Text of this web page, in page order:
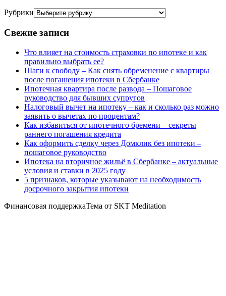
Рубрики
Свежие записи
Что влияет на стоимость страховки по ипотеке и как
правильно выбрать ее?
Шаги к свободу – Как снять обременение с квартиры
после погашения ипотеки в Сбербанке
Ипотечная квартира после развода – Пошаговое
руководство для бывших супругов
Налоговый вычет на ипотеку – как и сколько раз можно
заявить о вычетах по процентам?
Как избавиться от ипотечного бремени – секреты
раннего погашения кредита
Как оформить сделку через Домклик без ипотеки –
пошаговое руководство
Ипотека на вторичное жильё в Сбербанке – актуальные
условия и ставки в 2025 году
5 признаков, которые указывают на необходимость
досрочного закрытия ипотеки
Финансовая поддержкаТема от SKT Meditation